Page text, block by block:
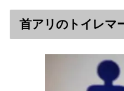
首アリのトイレマ